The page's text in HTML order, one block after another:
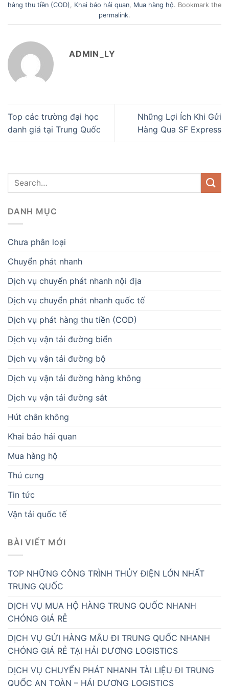
hàng thu tiền (COD)
Khai báo hải quan Mua hàng hộ. Bookmark the
permalink.
ADMIN_LY
Top các trường đại học
danh giá tại Trung Quốc
Những Lợi Ích Khi Gửi
Hàng Qua SF Express
DANH MỤC
Chưa phân loại
Chuyển phát nhanh
Dịch vụ chuyển phát nhanh nội địa
Dịch vụ chuyển phát nhanh quốc tế
Dịch vụ phát hàng thu tiền (COD)
Dịch vụ vận tải đường biển
Dịch vụ vận tải đường bộ
Dịch vụ vận tải đường hàng không
Dịch vụ vận tải đường sắt
Hút chân không
Khai báo hải quan
Mua hàng hộ
Thú cưng
Tin tức
Vận tải quốc tế
BÀI VIẾT MỚI
TOP NHỮNG CÔNG TRÌNH THỦY ĐIỆN LỚN NHẤT
TRUNG QUỐC
DỊCH VỤ MUA HỘ HÀNG TRUNG QUỐC NHANH
CHÓNG GIÁ RẺ
DỊCH VỤ GỬI HÀNG MẪU ĐI TRUNG QUỐC NHANH
CHÓNG GIÁ RẺ TẠI HẢI DƯƠNG LOGISTICS
DỊCH VỤ CHUYỂN PHÁT NHANH TÀI LIỆU ĐI TRUNG
QUỐC AN TOÀN – HẢI DƯƠNG LOGISTICS